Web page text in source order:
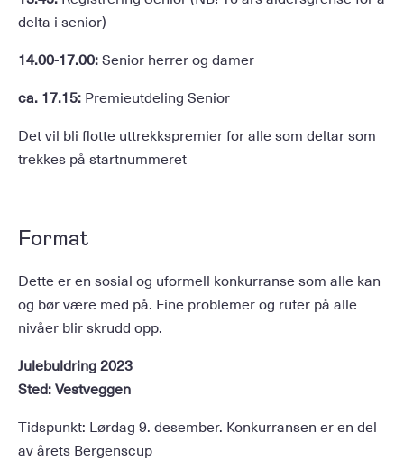
delta i senior)
14.00-17.00:Senior herrer og damer
ca. 17.15: Premieutdeling Senior
Det vil bli flotte uttrekkspremier for alle som deltar som
trekkes på startnummeret
Format
Dette er en sosial og uformell konkurranse som alle kan
og bør være med på. Fine problemer og ruter på alle
nivåer blir skrudd opp.
Julebuldring 2023
Sted: Vestveggen
Tidspunkt: Lørdag 9. desember. Konkurransen er en del
av årets Bergenscup